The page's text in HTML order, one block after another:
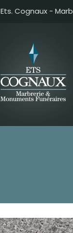
Ets. Cognaux -